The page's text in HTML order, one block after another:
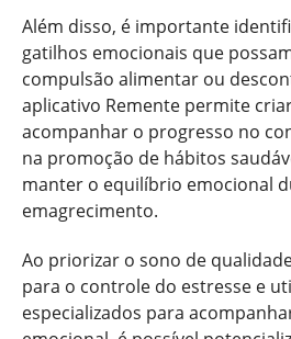
Além disso, é importante
gatilhos emocionais que
compulsão alimentar ou
aplicativo Remente permite
acompanhar o progresso no
na promoção de hábitos
manter o equilíbrio emocional
emagrecimento.
Ao priorizar o sono de
para o controle do estresse e
especializados para